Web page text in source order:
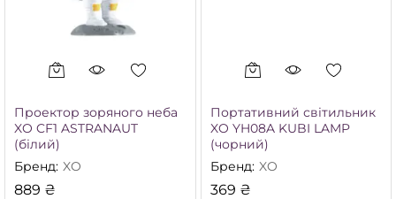
Проектор зоряного неба
XO CF1 ASTRANAUT
(білий)
Бренд: XO
889 ₴
Портативний світильник
XO YH08A KUBI LAMP
(чорний)
Бренд: XO
369 ₴